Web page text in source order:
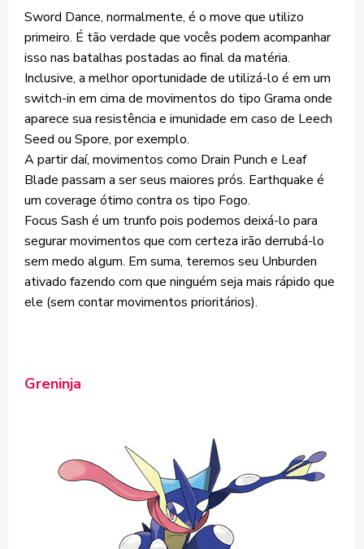
Sword Dance, normalmente, é o move que utilizo
primeiro. É tão verdade que vocês podem acompanhar
isso nas batalhas postadas ao final da matéria.
Inclusive, a melhor oportunidade de utilizá-lo é em um
switch-in em cima de movimentos do tipo Grama onde
aparece sua resistência e imunidade em caso de Leech
Seed ou Spore, por exemplo.
A partir daí, movimentos como Drain Punch e Leaf
Blade passam a ser seus maiores prós. Earthquake é
um coverage ótimo contra os tipo Fogo.
Focus Sash é um trunfo pois podemos deixá-lo para
segurar movimentos que com certeza irão derrubá-lo
sem medo algum. Em suma, teremos seu Unburden
ativado fazendo com que ninguém seja mais rápido que
ele (sem contar movimentos prioritários).
Greninja